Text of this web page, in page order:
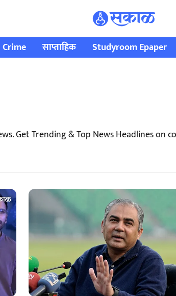
Crime साप्ताहिक Studyroom Epaper
Get Trending & Top News Headlines